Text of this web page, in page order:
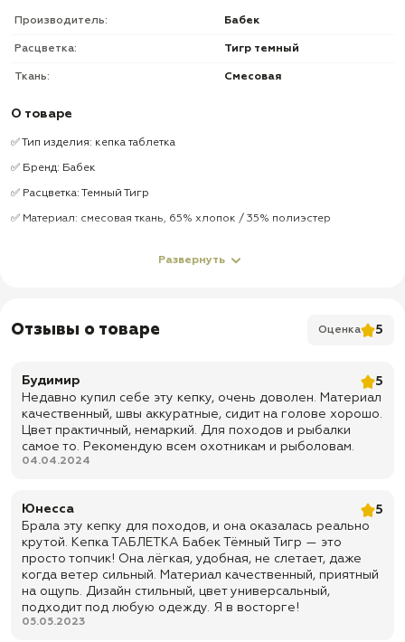
Производитель: Бабек
Расцветка: Тигр темный
Ткань: Смесовая
О товаре
✅ Тип изделия: кепка таблетка
✅ Бренд: Бабек
✅ Расцветка: Темный Тигр
✅ Материал: смесовая ткань, 65% хлопок / 35% полиэстер
страйкбола, пейнтбола и активного отдыха
✅ Доставка по всей России
✅ Быстрая отправка
Развернуть
Отзывы о товаре Оценка 5
Будимир
5
Недавно купил себе эту кепку, очень доволен. Материал
качественный, швы аккуратные, сидит на голове хорошо.
Цвет практичный, немаркий. Для походов и рыбалки
самое то. Рекомендую всем охотникам и рыболовам.
04.04.2024
Юнесса
5
Брала эту кепку для походов, и она оказалась реально
крутой. Кепка ТАБЛЕТКА Бабек Тёмный Тигр — это
просто топчик! Она лёгкая, удобная, не слетает, даже
когда ветер сильный. Материал качественный, приятный
на ощупь. Дизайн стильный, цвет универсальный,
подходит под любую одежду. Я в восторге!
05.05.2023